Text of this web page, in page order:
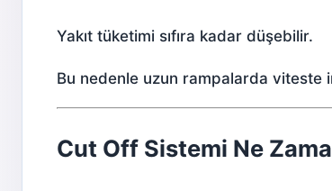
Yakıt tüketimi sıfıra kadar düşebilir.
Bu nedenle uzun rampalarda viteste
Cut Off Sistemi Ne